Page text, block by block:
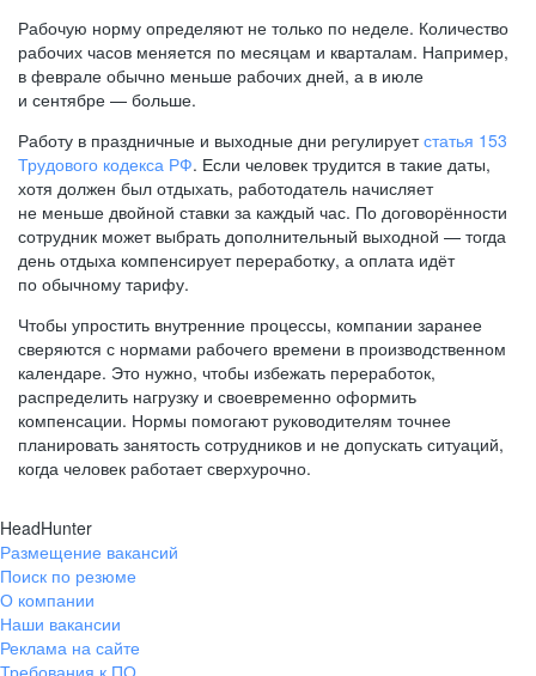
Рабочую норму определяют не только по неделе. Количество
рабочих часов меняется по месяцам и кварталам. Например,
в феврале обычно меньше рабочих дней, а в июле
и сентябре — больше.
Работу в праздничные и выходные дни регулируетстатья 153
Трудового кодекса РФ. Если человек трудится в такие даты,
хотя должен был отдыхать, работодатель начисляет
не меньше двойной ставки за каждый час. По договорённости
сотрудник может выбрать дополнительный выходной — тогда
день отдыха компенсирует переработку, а оплата идёт
по обычному тарифу.
Чтобы упростить внутренние процессы, компании заранее
сверяются с нормами рабочего времени в производственном
календаре. Это нужно, чтобы избежать переработок,
распределить нагрузку и своевременно оформить
компенсации. Нормы помогают руководителям точнее
планировать занятость сотрудников и не допускать ситуаций,
когда человек работает сверхурочно.
HeadHunter
Размещение вакансий
Поиск по резюме
О компании
Наши вакансии
Реклама на сайте
Требования к ПО